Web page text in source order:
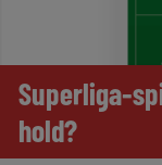
Superliga-
hold?